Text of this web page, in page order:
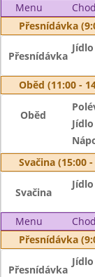
Menu Chod
Přesnídávka
Přesnídávka
Jídlo
Oběd (11:00 -
Oběd
Jídlo
Svačina (15:00
Svačina
Jídlo
Menu Chod
Přesnídávka
Přesnídávka
Jídlo